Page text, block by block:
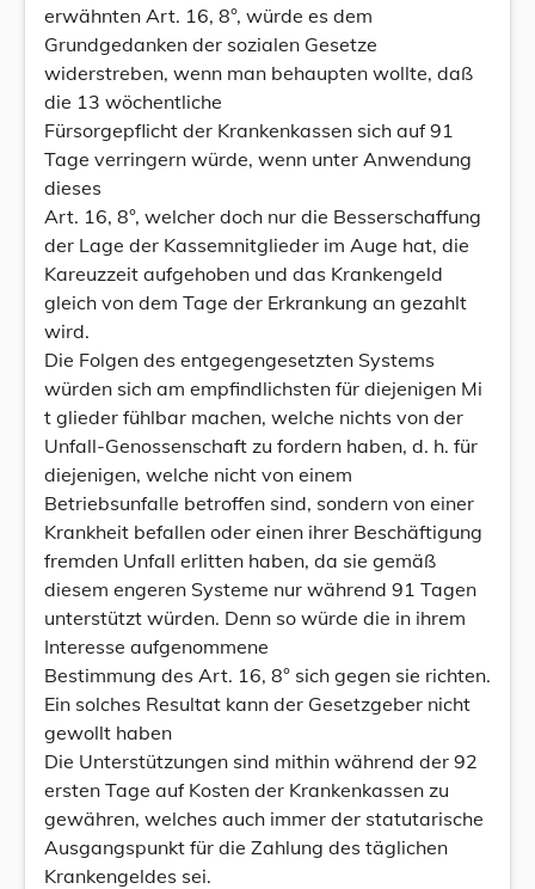
erwähnten Art. 16, 8°, würde es dem
Grundgedanken der sozialen Gesetze
widerstreben, wenn man behaupten wollte, daß
die 13 wöchentliche
Fürsorgepflicht der Krankenkassen sich auf 91
Tage verringern würde, wenn unter Anwendung
dieses
Art. 16, 8°, welcher doch nur die Besserschaffung
der Lage der Kassemnitglieder im Auge hat, die
Kareuzzeit aufgehoben und das Krankengeld
gleich von dem Tage der Erkrankung an gezahlt
wird.
Die Folgen des entgegengesetzten Systems
würden sich am empfindlichsten für diejenigen Mi
t glieder fühlbar machen, welche nichts von der
Unfall-Genossenschaft zu fordern haben, d. h. für
diejenigen, welche nicht von einem
Betriebsunfalle betroffen sind, sondern von einer
Krankheit befallen oder einen ihrer Beschäftigung
fremden Unfall erlitten haben, da sie gemäß
diesem engeren Systeme nur während 91 Tagen
unterstützt würden. Denn so würde die in ihrem
Interesse aufgenommene
Bestimmung des Art. 16, 8° sich gegen sie richten.
Ein solches Resultat kann der Gesetzgeber nicht
gewollt haben
Die Unterstützungen sind mithin während der 92
ersten Tage auf Kosten der Krankenkassen zu
gewähren, welches auch immer der statutarische
Ausgangspunkt für die Zahlung des täglichen
Krankengeldes sei.